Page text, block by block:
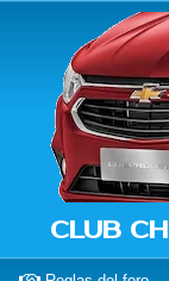
CLUB